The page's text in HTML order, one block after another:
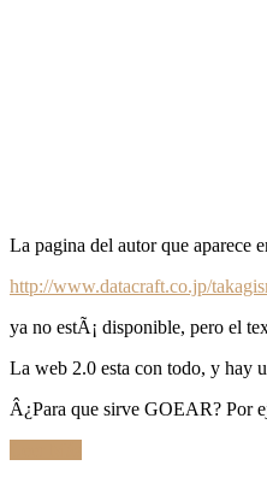
La pagina del autor que aparece
http://www.datacraft.co.jp/
ya no estÃ¡ disponible, pero el
La web 2.0 esta con todo, y hay
Â¿Para que sirve GOEAR? Por